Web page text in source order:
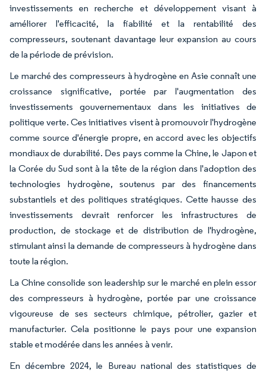
investissements en recherche et développement visant à
améliorer l'efficacité, la fiabilité et la rentabilité des
compresseurs, soutenant davantage leur expansion au cours
de la période de prévision.
Le marché des compresseurs à hydrogène en Asie connaît une
croissance significative, portée par l'augmentation des
investissements gouvernementaux dans les initiatives de
politique verte. Ces initiatives visent à promouvoir l'hydrogène
comme source d'énergie propre, en accord avec les objectifs
mondiaux de durabilité. Des pays comme la Chine, le Japon et
la Corée du Sud sont à la tête de la région dans l'adoption des
technologies hydrogène, soutenus par des financements
substantiels et des politiques stratégiques. Cette hausse des
investissements devrait renforcer les infrastructures de
production, de stockage et de distribution de l'hydrogène,
stimulant ainsi la demande de compresseurs à hydrogène dans
toute la région.
La Chine consolide son leadership sur le marché en plein essor
des compresseurs à hydrogène, portée par une croissance
vigoureuse de ses secteurs chimique, pétrolier, gazier et
manufacturier. Cela positionne le pays pour une expansion
stable et modérée dans les années à venir.
En décembre 2024, le Bureau national des statistiques de